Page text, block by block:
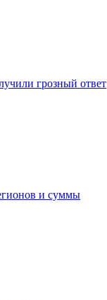
грозный ответ
и суммы